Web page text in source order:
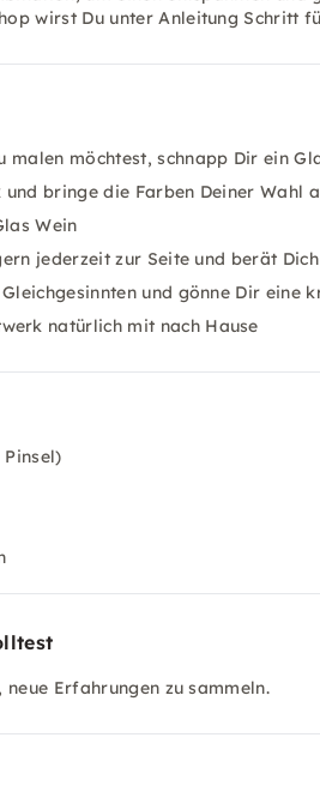
wirst Du unter Anleitung Schritt
malen möchtest, schnapp Dir ein
bringe die Farben Deiner Wahl
Wein
jederzeit zur Seite und berät Dich
und gönne Dir eine
natürlich mit nach Hause
Erfahrungen zu sammeln.